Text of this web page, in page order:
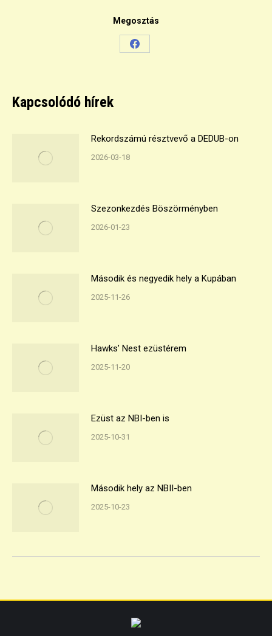
Megosztás
Share
Kapcsolódó hírek
Rekordszámú résztvevő a DEDUB-on
2026-03-18
Szezonkezdés Böszörményben
2026-01-23
Második és negyedik hely a Kupában
2025-11-26
Hawks’ Nest ezüstérem
2025-11-20
Ezüst az NBI-ben is
2025-10-31
Második hely az NBII-ben
2025-10-23